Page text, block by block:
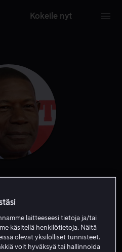
Kokeile nyt
Vieras
laitteeseesi tietoja ja/tai
käsitellä henkilötietoja. Näitä
olevat yksilölliset tunnisteet.
voit hyväksyä tai hallinnoida